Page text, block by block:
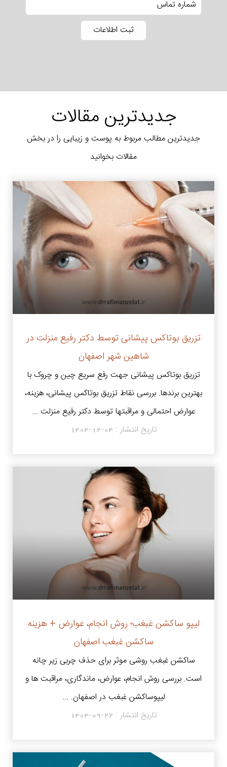
جدیدترین مقالات
جدیدترین مطالب مربوط به پوست و زیبایی را در بخش
مقالات بخوانید
تزریق بوتاکس پیشانی توسط دکتر رفیع منزلت در
شاهین شهر اصفهان
تزریق بوتاکس پیشانی جهت رفع سریع چین و چروک با
بهترین برندها. بررسی نقاط تزریق بوتاکس پیشانی، هزینه،
عوارض احتمالی و مراقبتها توسط دکتر رفیع منزلت ...
تاریخ انتشار : 1404-12-04
لیپو ساکشن غبغب؛ روش انجام، عوارض + هزینه
ساکشن غبغب اصفهان
ساکشن غبغب روشی موثر برای حذف چربی زیر چانه
است. بررسی روش انجام، عوارض، ماندگاری، مراقبت ها و
لیپوساکشن غبغب در اصفهان. ...
تاریخ انتشار : 1404-09-22